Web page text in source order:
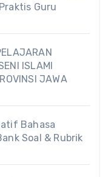
Guru
ISLAMI
JAWA
Bahasa
Soal & Rubrik